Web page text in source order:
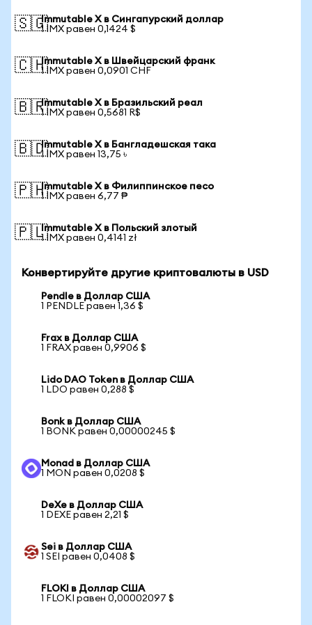
🇸🇬Immutable X в Сингапурский доллар
1 IMX равен 0,1424 $
🇨🇭Immutable X в Швейцарский франк
1 IMX равен 0,0901 CHF
🇧🇷Immutable X в Бразильский реал
1 IMX равен 0,5681 R$
🇧🇩Immutable X в Бангладешская така
1 IMX равен 13,75 ৳
🇵🇭Immutable X в Филиппинское песо
1 IMX равен 6,77 ₱
🇵🇱Immutable X в Польский злотый
1 IMX равен 0,4141 zł
Конвертируйте другие криптовалюты в USD
Pendle в Доллар США
1 PENDLE равен 1,36 $
Frax в Доллар США
1 FRAX равен 0,9906 $
Lido DAO Token в Доллар США
1 LDO равен 0,288 $
Bonk в Доллар США
1 BONK равен 0,00000245 $
Monad в Доллар США
1 MON равен 0,0208 $
DeXe в Доллар США
1 DEXE равен 2,21 $
Sei в Доллар США
1 SEI равен 0,0408 $
FLOKI в Доллар США
1 FLOKI равен 0,00002097 $